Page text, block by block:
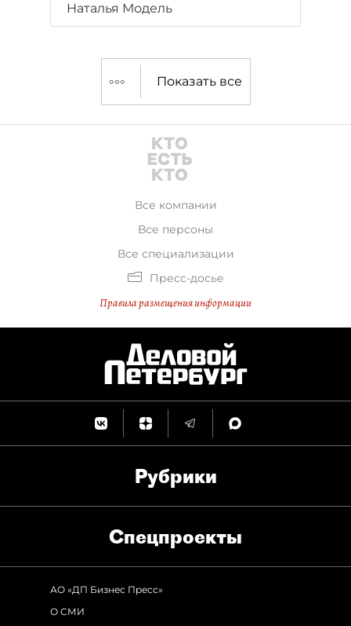
Наталья Модель
Показать все
Все компании
Все персоны
Все специализации
Пресс-досье
Правила размещения информации
Рубрики
Спец­проекты
АО «ДП Бизнес Пресс»
О СМИ